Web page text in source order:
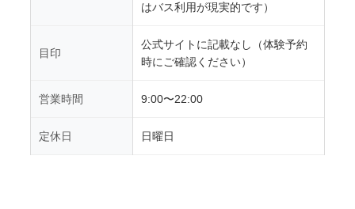
はバス利用が現実的です）
目印
公式サイトに記載なし（体験予約
時にご確認ください）
営業時間 9:00〜22:00
定休日 日曜日